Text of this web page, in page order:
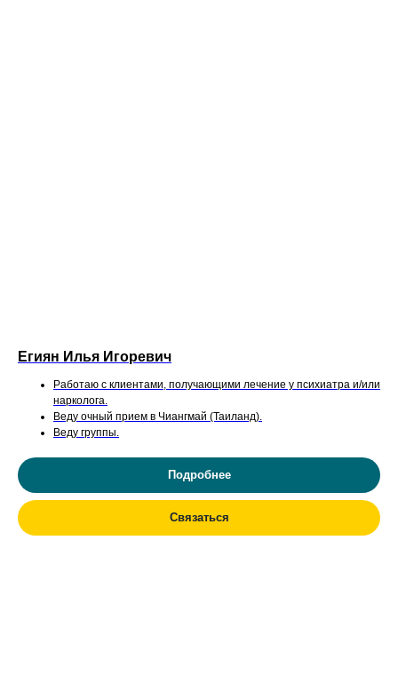
Егиян Илья Игоревич
Работаю с клиентами, получающими лечение у психиатра и/или
нарколога.
Веду очный прием в Чиангмай (Таиланд).
Веду группы.
Подробнее
Связаться